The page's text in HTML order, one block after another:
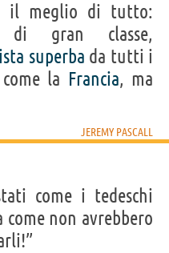
il meglio di tutto:
di gran classe,
superba da tutti i
la Francia, ma
JEREMY PASCALL
come i tedeschi
come non avrebbero